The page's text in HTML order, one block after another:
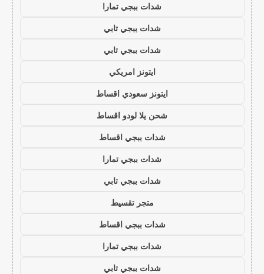
شدات ببجي تمارا
شدات ببجي تابي
شدات ببجي تابي
ايتونز امريكي
ايتونز سعودي اقساط
شحن يلا لودو اقساط
شدات ببجي اقساط
شدات ببجي تمارا
شدات ببجي تابي
متجر تقسيط
شدات ببجي اقساط
شدات ببجي تمارا
شدات ببجي تابي